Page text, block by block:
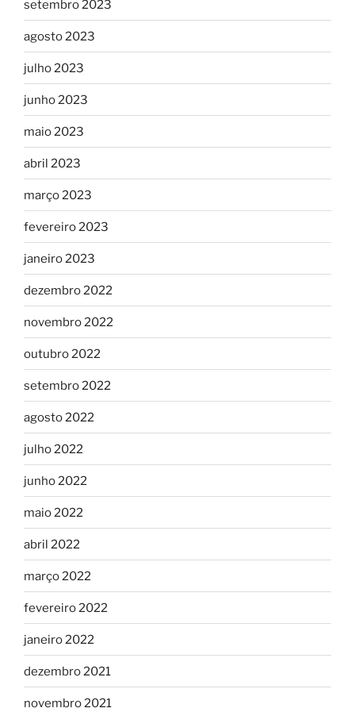
setembro 2023
agosto 2023
julho 2023
junho 2023
maio 2023
abril 2023
março 2023
fevereiro 2023
janeiro 2023
dezembro 2022
novembro 2022
outubro 2022
setembro 2022
agosto 2022
julho 2022
junho 2022
maio 2022
abril 2022
março 2022
fevereiro 2022
janeiro 2022
dezembro 2021
novembro 2021